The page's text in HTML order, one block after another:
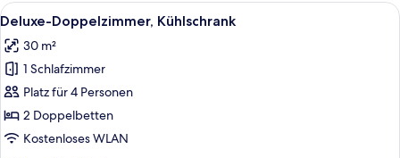
Alle
Fotos
für
Deluxe-
Doppelzimmer,
Kühlschrank
anzeigen
Ein Hotelzimmer mit zwei Betten,
3
Deluxe-Doppelzimmer, Kühlschrank
30 m²
1 Schlafzimmer
Platz für 4 Personen
2 Doppelbetten
Kostenloses WLAN